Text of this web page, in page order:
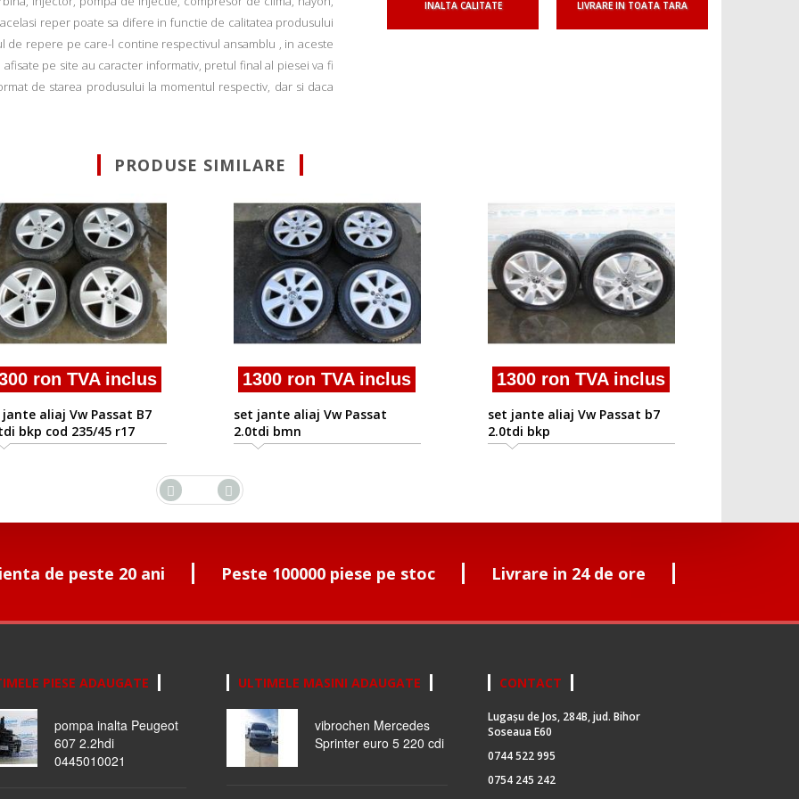
reper poate sa difere in functie de calitatea produsului
de repere pe care-l contine respectivul ansamblu , in aceste
pe site au caracter informativ, pretul final al piesei va fi
de starea produsului la momentul respectiv, dar si daca
INALTA CALITATE LIVRARE IN TOATA TARA
PRODUSE SIMILARE
ron TVA inclus
aliaj Vw Passat B7
bkp cod 235/45 r17
1300 ron TVA inclus
set jante aliaj Vw Passat
2.0tdi bmn
1300 ron TVA inclus
set jante aliaj Vw Passat b7
2.0tdi bkp
de peste 20 ani Peste 100000 piese pe stoc Livrare in 24 de ore
PIESE ADAUGATE
pompa inalta Peugeot
607 2.2hdi
0445010021
ULTIMELE MASINI ADAUGATE
vibrochen Mercedes
Sprinter euro 5 220 cdi
CONTACT
Lugașu de Jos, 284B, jud. Bihor
Soseaua E60
0744 522 995
0754 245 242